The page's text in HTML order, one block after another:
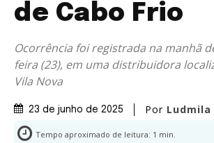
de Cabo Frio
Ocorrência foi registrada na manhã
feira (23), em uma distribuidora
Vila Nova
23 de junho de 2025 Por Ludmila
Tempo aproximado de leitura: 1 min.